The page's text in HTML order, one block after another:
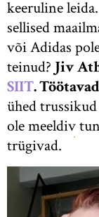
keeruline
sellised
või Adidas
teinud? Jiv
SIIT.
ühed
ole meeldiv
trügivad.